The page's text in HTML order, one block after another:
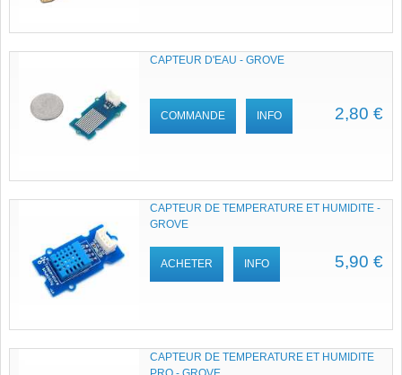
CAPTEUR D'EAU - GROVE
2,80 €
COMMANDE INFO
CAPTEUR DE TEMPERATURE ET HUMIDITE -
GROVE
5,90 €
ACHETER INFO
CAPTEUR DE TEMPERATURE ET HUMIDITE